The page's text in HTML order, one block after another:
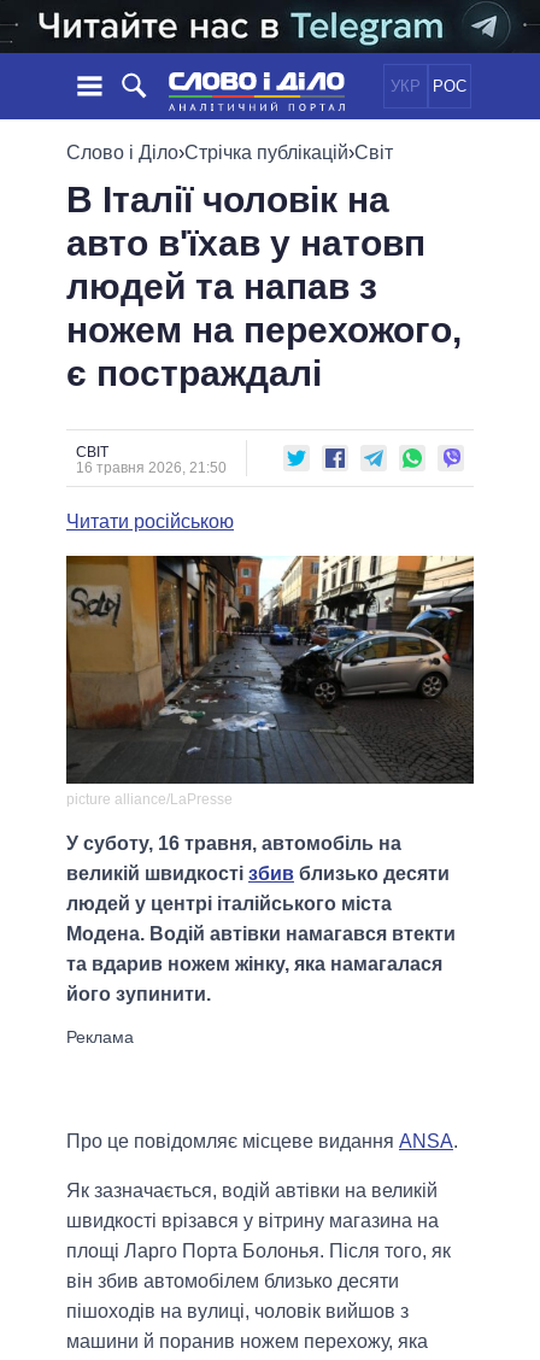
УКР РОС
НОВИНИ
СТРІЧКА
ПОДІЇ
СТАТТІ
ДУМКИ
ОГЛЯДИ
ДАЙДЖЕСТИ
ПОЛІТИКА
ЕКОНОМІКА
СУСПІЛЬСТВО
ОБIЦЯНКИ
ПОЛIТИКИ
УСІ ПОЛІТИКИ
ПРЕЗИДЕНТ І ОФІС
ВЕРХОВНА РАДА
ГОЛОВИ ОБЛАДМІНІСТРАЦІЙ
МЕРИ МІСТ
ВСІ ПЕРСОНИ
ВІДЕО
ПОРІВНЯННЯ ПОЛІТИКІВ
Слово і Діло›Стрічка публікацій›Світ
В Італії чоловік на
авто в'їхав у натовп
людей та напав з
ножем на перехожого,
є постраждалі
СВІТ
16 травня 2026, 21:50
Читати російською
picture alliance/LaPresse
У суботу, 16 травня, автомобіль на
великій швидкості збив близько десяти
людей у центрі італійського міста
Модена. Водій автівки намагався втекти
та вдарив ножем жінку, яка намагалася
його зупинити.
Про це повідомляє місцеве видання ANSA.
Як зазначається, водій автівки на великій
швидкості врізався у вітрину магазина на
площі Ларго Порта Болонья. Після того, як
він збив автомобілем близько десяти
пішоходів на вулиці, чоловік вийшов з
машини й поранив ножем перехожу, яка